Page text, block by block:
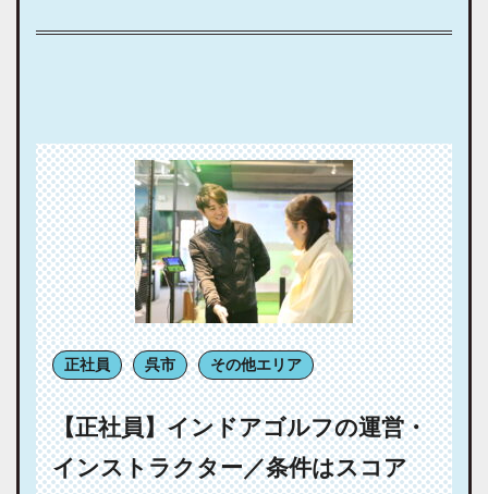
正社員 呉市 その他エリア
【正社員】インドアゴルフの運営・
インストラクター／条件はスコア